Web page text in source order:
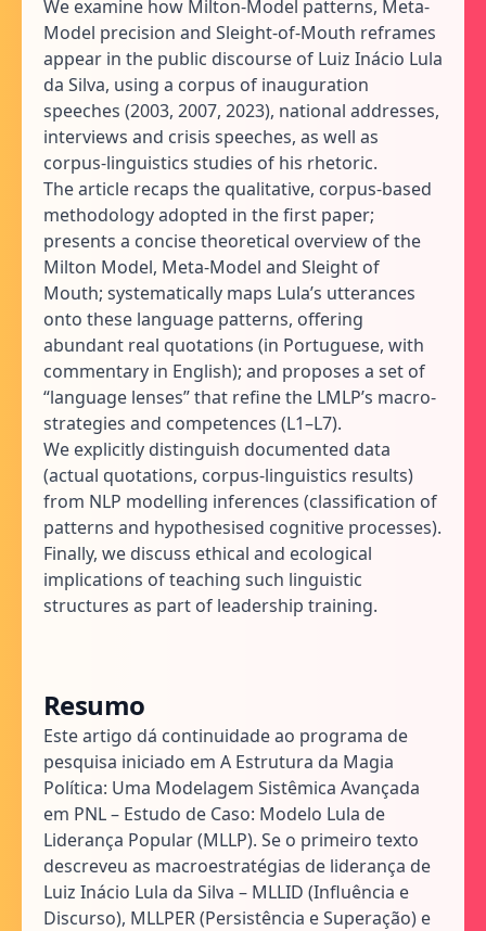
We examine how Milton-Model patterns, Meta-
Model precision and Sleight-of-Mouth reframes
appear in the public discourse of Luiz Inácio Lula
da Silva, using a corpus of inauguration
speeches (2003, 2007, 2023), national addresses,
interviews and crisis speeches, as well as
corpus-linguistics studies of his rhetoric.
The article recaps the qualitative, corpus-based
methodology adopted in the first paper;
presents a concise theoretical overview of the
Milton Model, Meta-Model and Sleight of
Mouth; systematically maps Lula’s utterances
onto these language patterns, offering
abundant real quotations (in Portuguese, with
commentary in English); and proposes a set of
“language lenses” that refine the LMLP’s macro-
strategies and competences (L1–L7).
We explicitly distinguish documented data
(actual quotations, corpus-linguistics results)
from NLP modelling inferences (classification of
patterns and hypothesised cognitive processes).
Finally, we discuss ethical and ecological
implications of teaching such linguistic
structures as part of leadership training.
Resumo
Este artigo dá continuidade ao programa de
pesquisa iniciado em A Estrutura da Magia
Política: Uma Modelagem Sistêmica Avançada
em PNL – Estudo de Caso: Modelo Lula de
Liderança Popular (MLLP). Se o primeiro texto
descreveu as macroestratégias de liderança de
Luiz Inácio Lula da Silva – MLLID (Influência e
Discurso), MLLPER (Persistência e Superação) e